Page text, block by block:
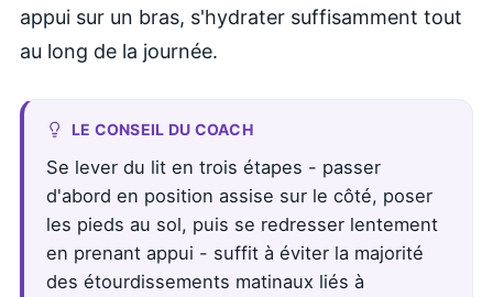
appui sur un bras, s'hydrater suffisamment tout
au long de la journée.
LE CONSEIL DU COACH
Se lever du lit en trois étapes - passer
d'abord en position assise sur le côté, poser
les pieds au sol, puis se redresser lentement
en prenant appui - suffit à éviter la majorité
des étourdissements matinaux liés à